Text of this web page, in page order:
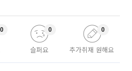
0
슬퍼요
0
추가취재 원해요
0